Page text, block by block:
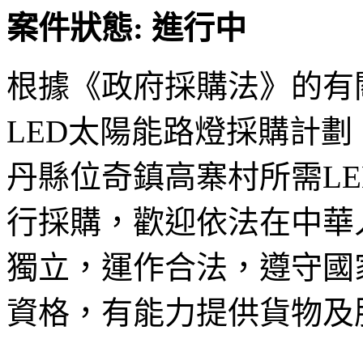
案件狀態: 進行中
根據《政府採購法》的
LED太陽能路燈採購計
丹縣位奇鎮高寨村所需
行採購，歡迎依法在中
獨立，運作合法，遵守
資格，有能力提供貨物